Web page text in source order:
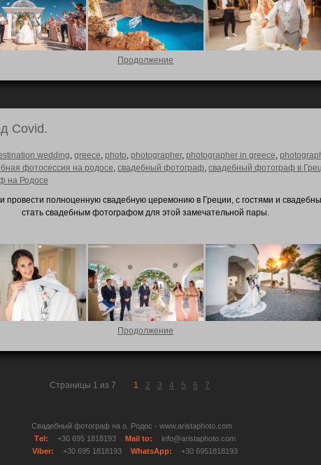
Продолжение
Covid.
wedding, greece, photo, photographer, photographer in greece,
фотосессия на родосе, свадебный фотограф, свадебный фотограф в
на Родосе
провести полноценную свадебную церемонию в Греции, с гостями и
стать свадебным фотографом для этой замечательной пары.
Продолжение
Страницы 1 из 7 1 2 3 4 5 6 7
Свадебный фотограф на о. Родос - www.aristaphoto.com
Тel:
+30 695 1818193 Mail to:
info@aristaphoto.com
Viber:
+30 695 1818193 WhatsApp: +30 6951818193